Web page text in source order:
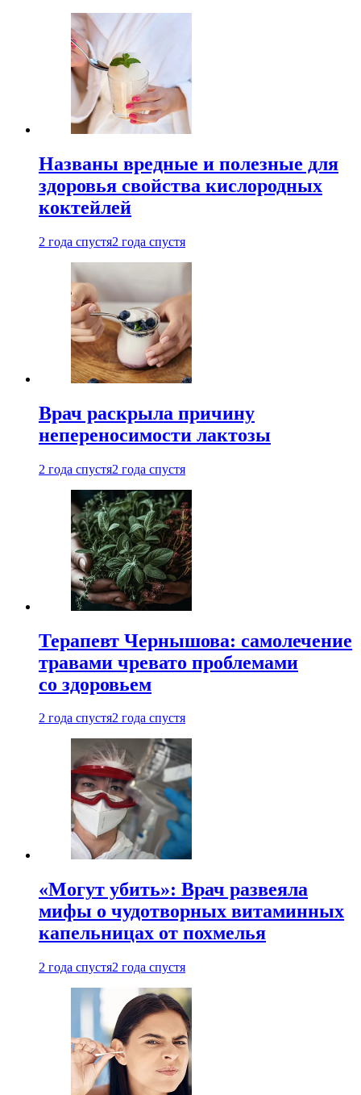
Названы вредные и полезные для
здоровья свойства кислородных
коктейлей
2 года спустя2 года спустя
Врач раскрыла причину
непереносимости лактозы
2 года спустя2 года спустя
Терапевт Чернышова: самолечение
травами чревато проблемами
со здоровьем
2 года спустя2 года спустя
«Могут убить»: Врач развеяла
мифы о чудотворных витаминных
капельницах от похмелья
2 года спустя2 года спустя